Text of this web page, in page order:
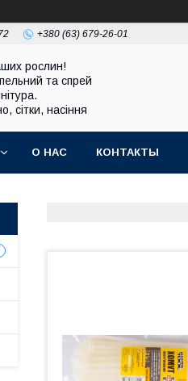
+380 (63) 679-26-01
рослин!
та спрей
сітки, насіння
О НАС КОНТАКТЫ